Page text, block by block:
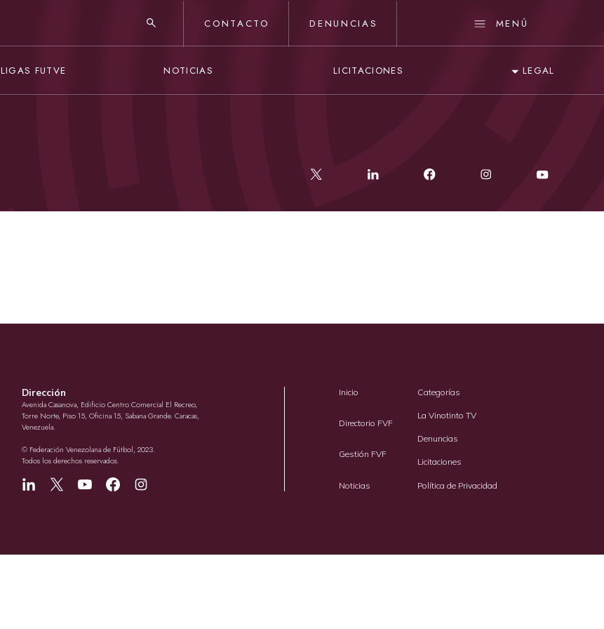
CONTACTO DENUNCIAS MENÚ
LIGAS FUTVE NOTICIAS LICITACIONES LEGAL
Dirección
Avenida Casanova, Edificio Centro Comercial El Recreo,
Torre Norte, Piso 15, Oficina 15, Sabana Grande. Caracas,
Venezuela.
© Federación Venezolana de Fútbol, 2023.
Todos los derechos reservados.
Inicio
Directorio FVF
Gestión FVF
Noticias
Categorías
La Vinotinto TV
Denuncias
Licitaciones
Política de Privacidad